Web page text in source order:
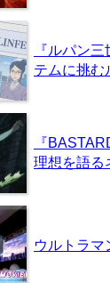
『ルパン
テムに挑む
『
理想を語る
ウルトラ